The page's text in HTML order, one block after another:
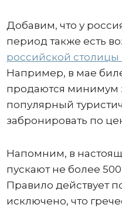
Добавим, что у
период также есть
российской столицы
Например, в мае
продаются минимум
популярный
забронировать по
Напомним, в
пускают не более
Правило действует
исключено, что